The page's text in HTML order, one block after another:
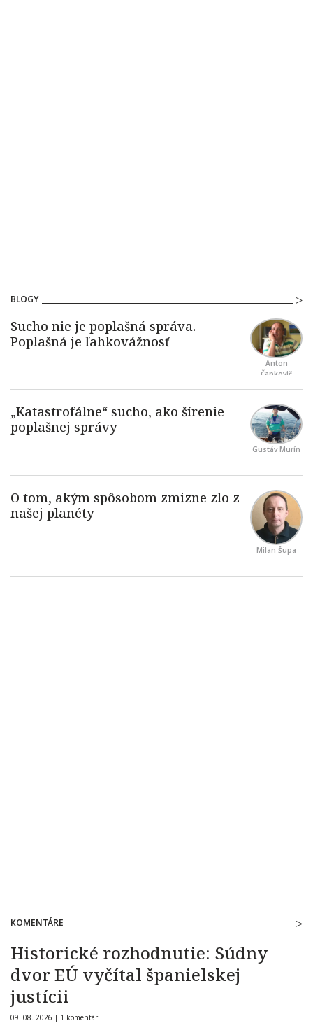
BLOGY
Anton
Čapkovič
Gustáv Murín
Milan Šupa
KOMENTÁRE
Historické rozhodnutie: Súdny
dvor EÚ vyčítal španielskej
justícii
09. 08. 2026 | 1 komentár